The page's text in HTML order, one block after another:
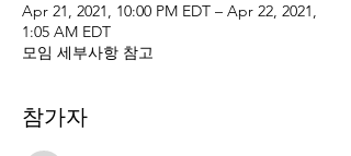
Apr 21, 2021, 10:00 PM EDT – Apr 22, 2021,
1:05 AM EDT
모임 세부사항 참고
참가자